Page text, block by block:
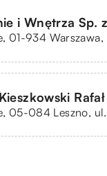
i Wnętrza Sp.
01-934
Rafał
05-084 Leszno,